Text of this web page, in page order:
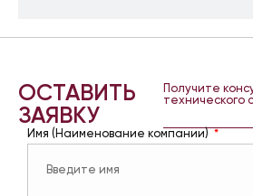
ОСТАВИТЬ
ЗАЯВКУ
Получите
технического
Имя (Наименование компании)